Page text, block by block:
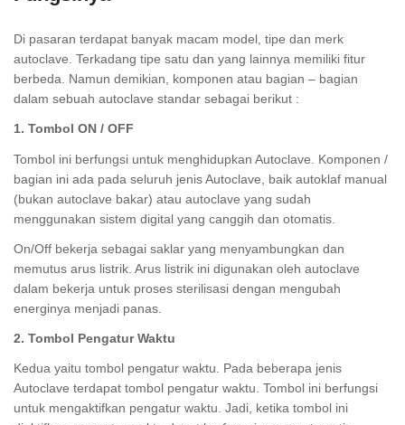
Di pasaran terdapat banyak macam model, tipe dan merk
autoclave. Terkadang tipe satu dan yang lainnya memiliki fitur
berbeda. Namun demikian, komponen atau bagian – bagian
dalam sebuah autoclave standar sebagai berikut :
1. Tombol ON / OFF
Tombol ini berfungsi untuk menghidupkan Autoclave. Komponen /
bagian ini ada pada seluruh jenis Autoclave, baik autoklaf manual
(bukan autoclave bakar) atau autoclave yang sudah
menggunakan sistem digital yang canggih dan otomatis.
On/Off bekerja sebagai saklar yang menyambungkan dan
memutus arus listrik. Arus listrik ini digunakan oleh autoclave
dalam bekerja untuk proses sterilisasi dengan mengubah
energinya menjadi panas.
2. Tombol Pengatur Waktu
Kedua yaitu tombol pengatur waktu. Pada beberapa jenis
Autoclave terdapat tombol pengatur waktu. Tombol ini berfungsi
untuk mengaktifkan pengatur waktu. Jadi, ketika tombol ini